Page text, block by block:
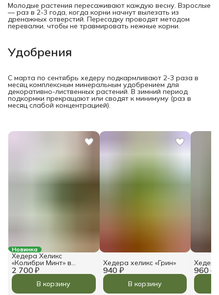
Молодые растения пересаживают каждую весну. Взрослые
— раз в 2-3 года, когда корни начнут вылезать из
дренажных отверстий. Пересадку проводят методом
перевалки, чтобы не травмировать нежные корни.
Удобрения
С марта по сентябрь хедеру подкармливают 2-3 раза в
месяц комплексным минеральным удобрением для
декоративно-лиственных растений. В зимний период
подкормки прекращают или сводят к минимуму (раз в
месяц слабой концентрацией).
Новинка
2 700 ₽
Хедера Хеликс
«Колибри Минт» в
горшке 11 см
В корзину
940 ₽
Хедера хеликс «Грин»
В корзину
960 ₽